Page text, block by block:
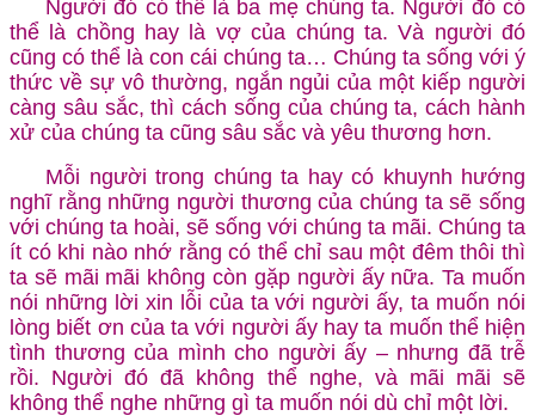
Người đó có thể là ba mẹ chúng ta. Người đó có
thể là chồng hay là vợ của chúng ta. Và người đó
cũng có thể là con cái chúng ta… Chúng ta sống với ý
thức về sự vô thường, ngắn ngủi của một kiếp người
càng sâu sắc, thì cách sống của chúng ta, cách hành
xử của chúng ta cũng sâu sắc và yêu thương hơn.
Mỗi người trong chúng ta hay có khuynh hướng
nghĩ rằng những người thương của chúng ta sẽ sống
với chúng ta hoài, sẽ sống với chúng ta mãi. Chúng ta
ít có khi nào nhớ rằng có thể chỉ sau một đêm thôi thì
ta sẽ mãi mãi không còn gặp người ấy nữa. Ta muốn
nói những lời xin lỗi của ta với người ấy, ta muốn nói
lòng biết ơn của ta với người ấy hay ta muốn thể hiện
tình thương của mình cho người ấy – nhưng đã trễ
rồi. Người đó đã không thể nghe, và mãi mãi sẽ
không thể nghe những gì ta muốn nói dù chỉ một lời.